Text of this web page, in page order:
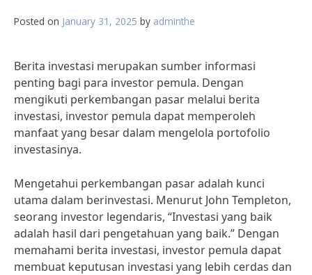
Posted on January 31, 2025 by adminthe
Berita investasi merupakan sumber informasi
penting bagi para investor pemula. Dengan
mengikuti perkembangan pasar melalui berita
investasi, investor pemula dapat memperoleh
manfaat yang besar dalam mengelola portofolio
investasinya.
Mengetahui perkembangan pasar adalah kunci
utama dalam berinvestasi. Menurut John Templeton,
seorang investor legendaris, “Investasi yang baik
adalah hasil dari pengetahuan yang baik.” Dengan
memahami berita investasi, investor pemula dapat
membuat keputusan investasi yang lebih cerdas dan